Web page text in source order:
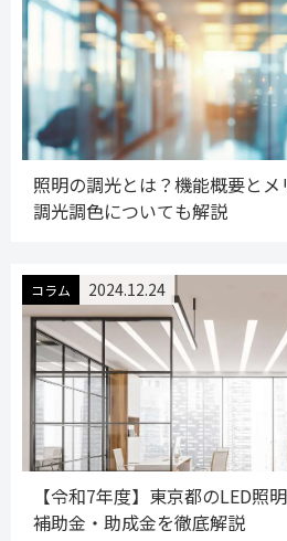
照明の調光とは？機能概要とメ
調光調色についても解説
コラム 2024.12.24
【令和7年度】東京都のLED照
補助金・助成金を徹底解説